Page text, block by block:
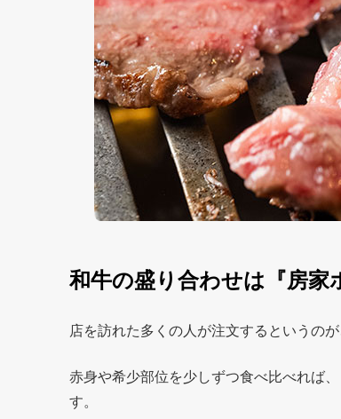
和牛の盛り合わせは『房家
店を訪れた多くの人が注文するというのが
赤身や希少部位を少しずつ食べ比べれば
す。